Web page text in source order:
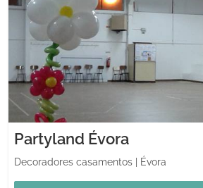
Partyland Évora
Decoradores casamentos Évora